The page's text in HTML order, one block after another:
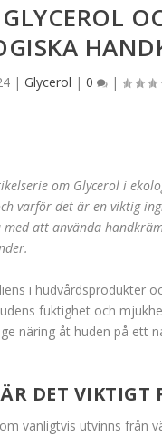
|Glycerol |0 |
om Glycerol i
varför det är en viktig
att använda
i hudvårdsprodukter
fuktighet och
näring åt huden på ett
DET VIKTIGT
vanligtvis utvinns från